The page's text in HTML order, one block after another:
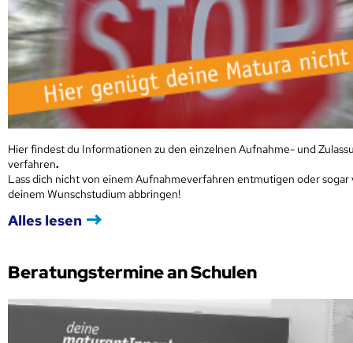
Hier findest du Informationen zu den einzelnen Aufnahme- und
verfahren.
Lass dich nicht von einem Aufnahmeverfahren entmutigen oder sogar
deinem Wunschstudium abbringen!
Alles lesen
Beratungstermine an Schulen